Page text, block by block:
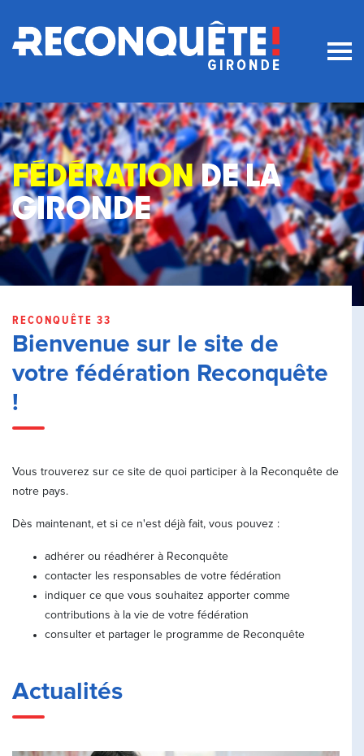
Fédérationde la
Gironde
RECONQUÊTE 33
Bienvenue sur le site de
votre fédération Reconquête
!
Vous trouverez sur ce site de quoi participer à la Reconquête de
notre pays.
Dès maintenant, et si ce n'est déjà fait, vous pouvez :
adhérer ou réadhérer à Reconquête
contacter les responsables de votre fédération
indiquer ce que vous souhaitez apporter comme
contributions à la vie de votre fédération
consulter et partager le programme de Reconquête
Actualités